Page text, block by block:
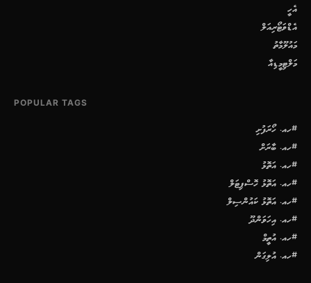
އެހީ
އެޑްވަޓޯރިއަލް
މައުލޫމާތު
މަލްޓިމީޑިއާ
POPULAR TAGS
#ހއ. ހޯރަފުށި
#ހއ. ބާރަށް
#ހއ. އަތޮޅު
#ހއ. އަތޮޅު ހޮސްޕިޓަލް
#ހއ. އަތޮޅު ކައުންސިލް
#ހއ. އިހަވަންދޫ
#ހއ. އުތީމް
#ހއ. އުލިގަން